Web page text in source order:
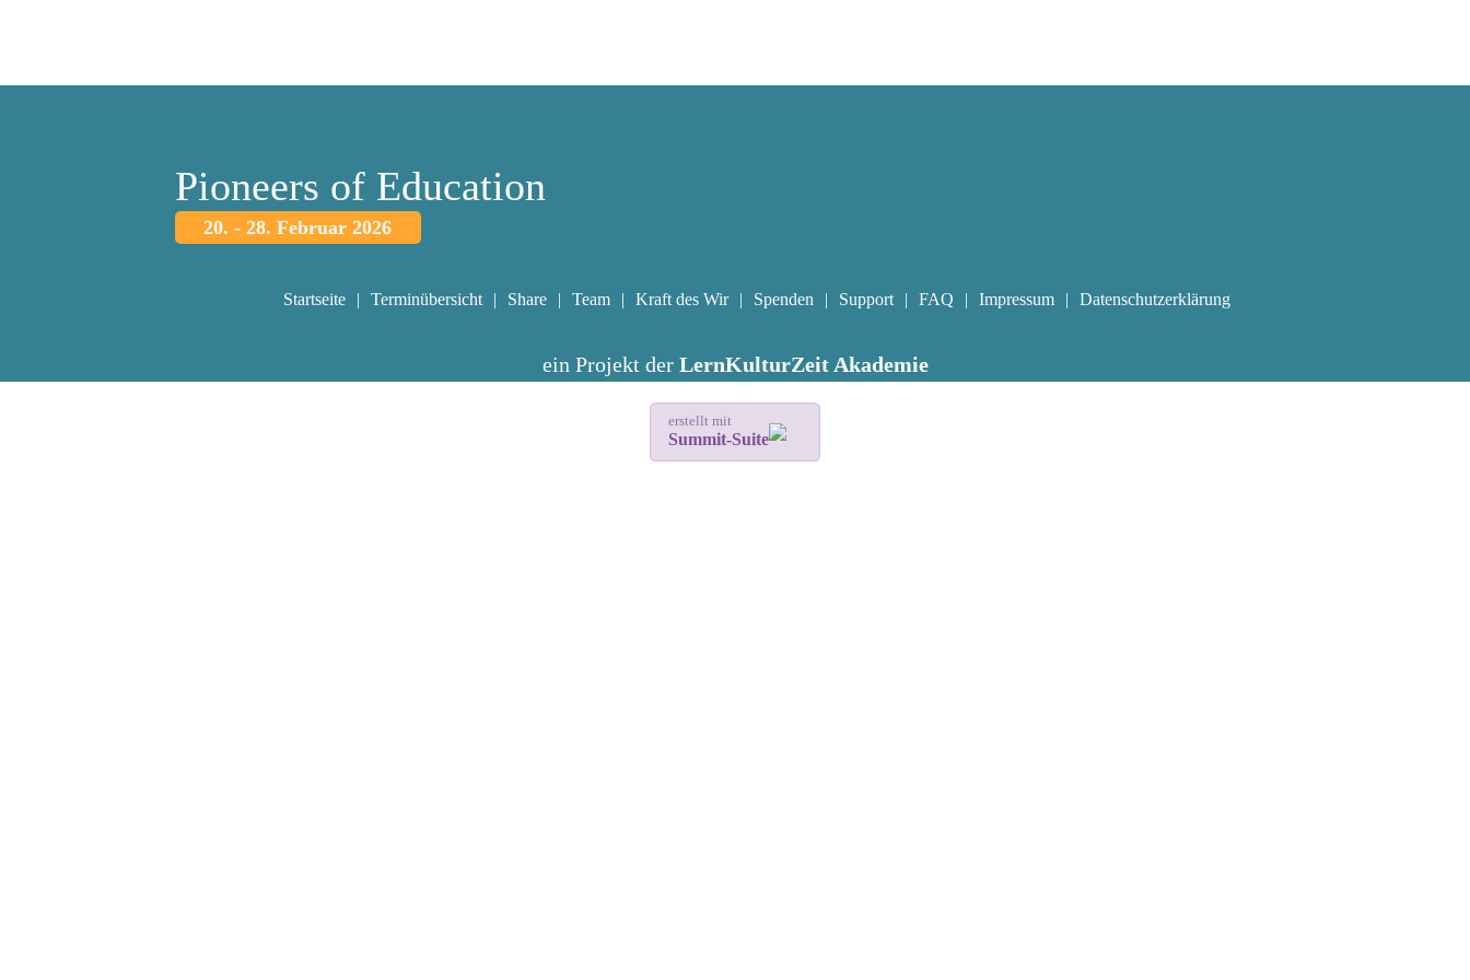
Pioneers of Education
20. - 28. Februar 2026
Startseite Terminübersicht Share Team Kraft des Wir Spenden Support FAQ Impressum Datenschutzerklärung
ein Projekt der LernKulturZeit Akademie
erstellt mit
Summit-Suite